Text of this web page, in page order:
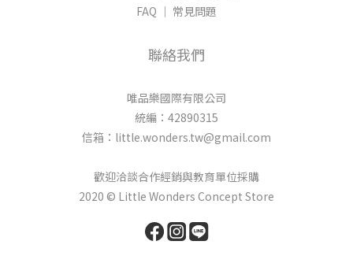
FAQ │ 常見問題
聯絡我們
唯品樂國際有限公司
統編：42890315
信箱：little.wonders.tw@gmail.com
歡迎洽談合作經銷與教育單位採購
2020 © Little Wonders Concept Store